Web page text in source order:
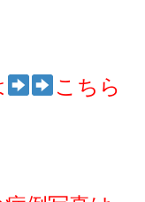
こちら